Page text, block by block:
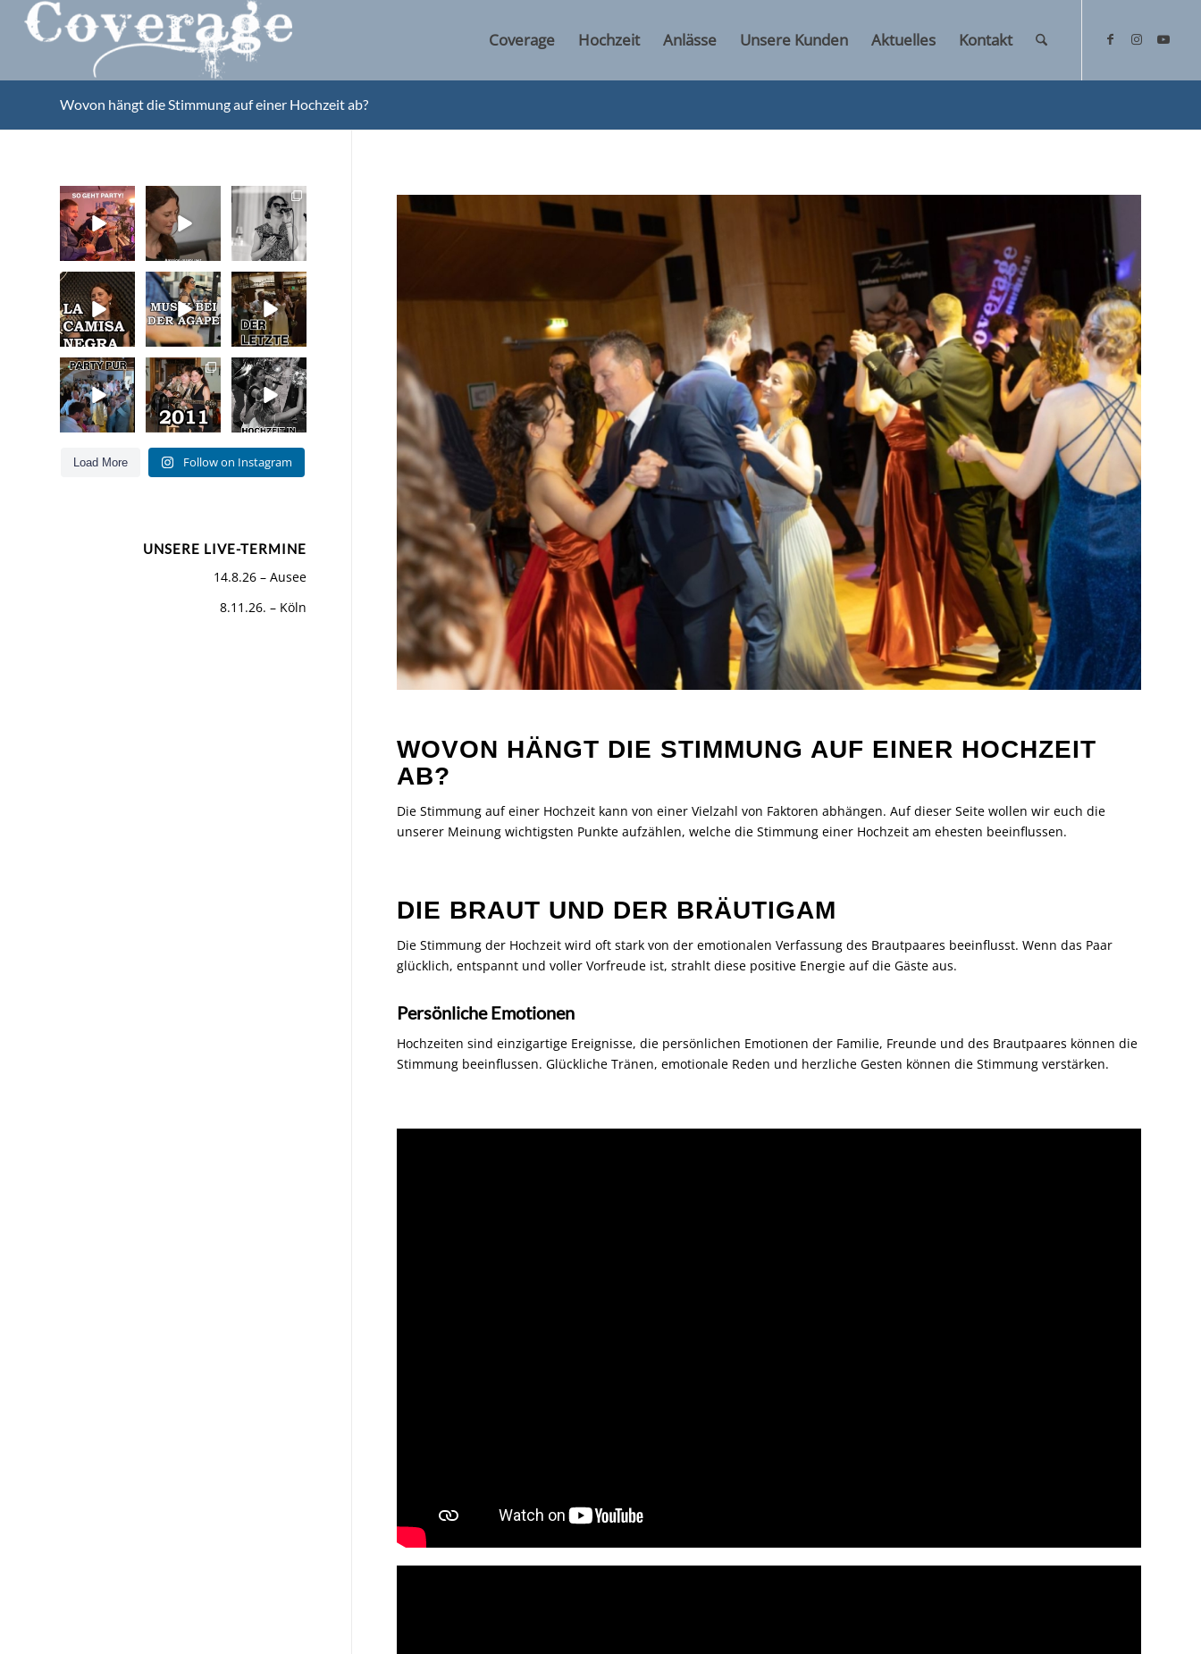
Coverage Hochzeit Anlässe Unsere Kunden Aktuelles Kontakt
Wovon hängt die Stimmung auf einer Hochzeit ab?
WOVON HÄNGT DIE STIMMUNG AUF EINER HOCHZEIT
AB?
Die Stimmung auf einer Hochzeit kann von einer Vielzahl von Faktoren abhängen. Auf dieser Seite wollen wir euch die
unserer Meinung wichtigsten Punkte aufzählen, welche die Stimmung einer Hochzeit am ehesten beeinflussen.
DIE BRAUT UND DER BRÄUTIGAM
Die Stimmung der Hochzeit wird oft stark von der emotionalen Verfassung des Brautpaares beeinflusst. Wenn das Paar
glücklich, entspannt und voller Vorfreude ist, strahlt diese positive Energie auf die Gäste aus.
Persönliche Emotionen
Hochzeiten sind einzigartige Ereignisse, die persönlichen Emotionen der Familie, Freunde und des Brautpaares können die
Stimmung beeinflussen. Glückliche Tränen, emotionale Reden und herzliche Gesten können die Stimmung verstärken.
So geht Party!
Was für eine
tolle...
29
0
Unser
Kennenlernen
vor 15 Jahren
32
0
Sommer,
Sonne,
Gefühle bei
der Agape!
41
0
La Camisa
Negra
Wir lieben...
48
0
Musik bei der
Agape
Was passiert ...
52
4
Abschlusslied
der Hochzeit
Was für ein...
53
0
Party pur mit
mit den besten
Hits für Jung
und Alt...
0
Die Liebe zur
Musik bleibt!
Als wir...
160
26
Hochzeitspart
y in der
Hoamat
Letztes...
49
5
Load More Follow on Instagram
UNSERE LIVE-TERMINE
14.8.26 – Ausee
8.11.26. – Köln